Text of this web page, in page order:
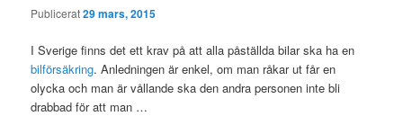
Publicerat29 mars, 2015
I Sverige finns det ett krav på att alla påställda bilar ska ha en
bilförsäkring. Anledningen är enkel, om man råkar ut får en
olycka och man är vållande ska den andra personen inte bli
drabbad för att man …